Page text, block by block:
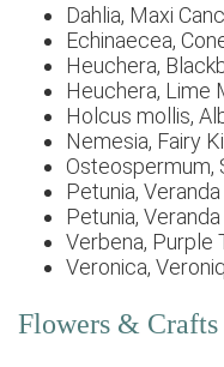
Dahlia, Maxi
Echinaecea,
Heuchera,
Heuchera, Lime
Holcus mollis,
Nemesia, Fairy
Osteospermum,
Petunia,
Petunia,
Verbena, Purple
Veronica,
Flowers & Crafts